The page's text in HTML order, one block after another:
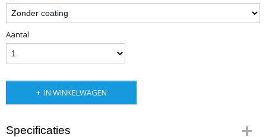
Aantal
IN WINKELWAGEN
Specificaties